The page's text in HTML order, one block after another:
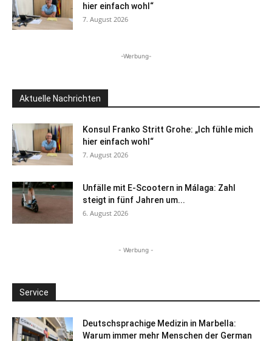
hier einfach wohl“
7. August 2026
-Werbung-
Aktuelle Nachrichten
Konsul Franko Stritt Grohe: „Ich fühle mich
hier einfach wohl“
7. August 2026
Unfälle mit E-Scootern in Málaga: Zahl
steigt in fünf Jahren um...
6. August 2026
- Werbung -
Service
Deutschsprachige Medizin in Marbella:
Warum immer mehr Menschen der German